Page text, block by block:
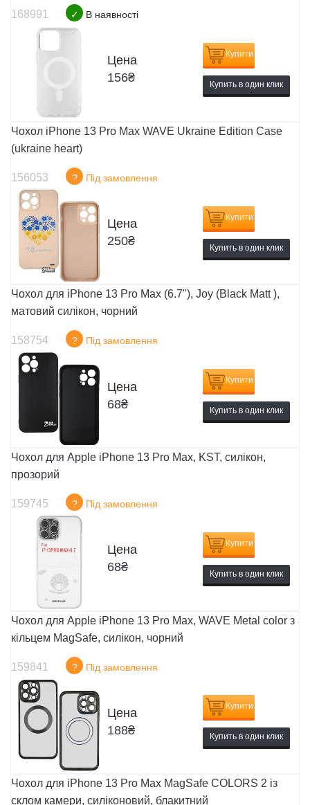
168991 ✓ В наявності
Цена
156₴
Купити
Купить в один клик
Чохол iPhone 13 Pro Max WAVE Ukraine Edition Case
(ukraine heart)
156053 ? Під замовлення
Цена
250₴
Купити
Купить в один клик
Чохол для iPhone 13 Pro Max (6.7"), Joy (Black Matt ),
матовий силікон, чорний
158754 ? Під замовлення
Цена
68₴
Купити
Купить в один клик
Чохол для Apple iPhone 13 Pro Max, KST, силікон,
прозорий
159745 ? Під замовлення
Цена
68₴
Купити
Купить в один клик
Чохол для Apple iPhone 13 Pro Max, WAVE Metal color з
кільцем MagSafe, силікон, чорний
159841 ? Під замовлення
Цена
188₴
Купити
Купить в один клик
Чохол для iPhone 13 Pro Max MagSafe COLORS 2 із
склом камери, силіконовий, блакитний